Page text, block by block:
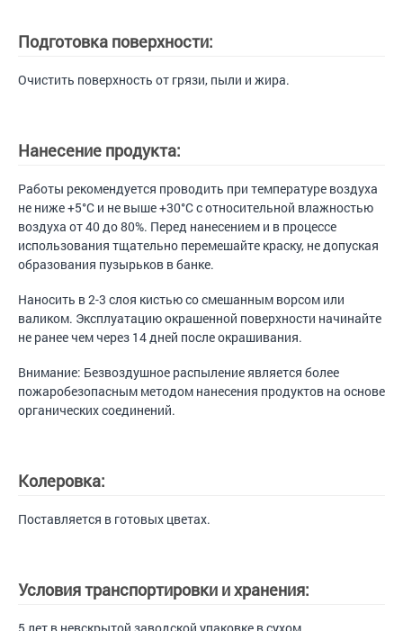
Подготовка поверхности:
Очистить поверхность от грязи, пыли и жира.
Нанесение продукта:
Работы рекомендуется проводить при температуре воздуха
не ниже +5°С и не выше +30°С с относительной влажностью
воздуха от 40 до 80%. Перед нанесением и в процессе
использования тщательно перемешайте краску, не допуская
образования пузырьков в банке.
Наносить в 2-3 слоя кистью со смешанным ворсом или
валиком. Эксплуатацию окрашенной поверхности начинайте
не ранее чем через 14 дней после окрашивания.
Внимание: Безвоздушное распыление является более
пожаробезопасным методом нанесения продуктов на основе
органических соединений.
Колеровка:
Поставляется в готовых цветах.
Условия транспортировки и хранения: